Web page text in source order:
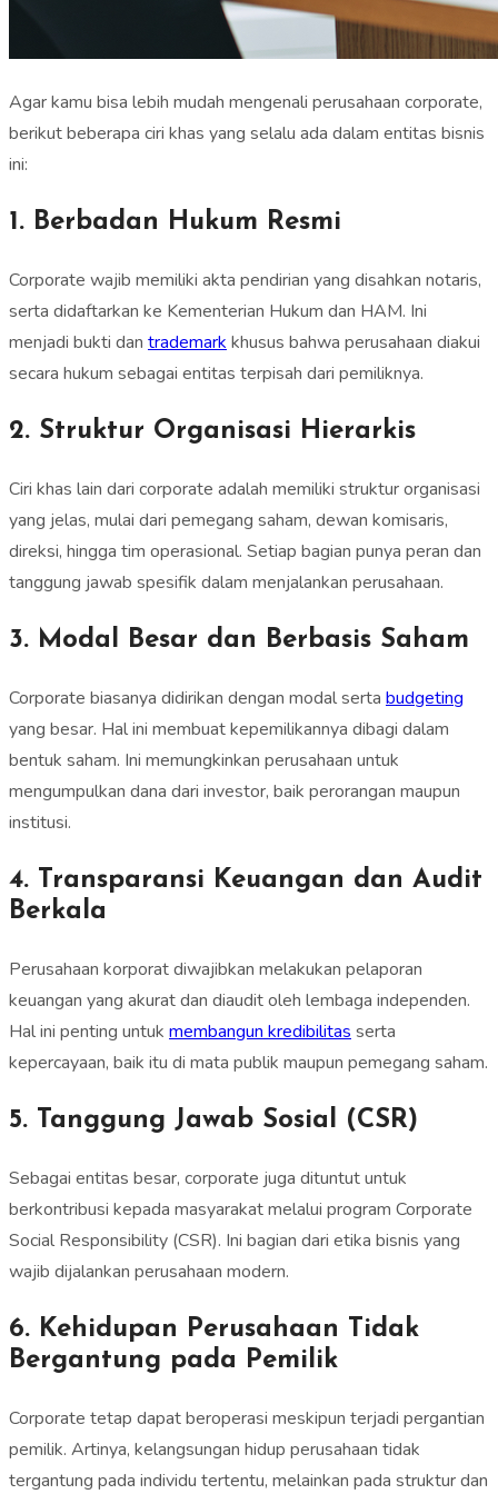
Agar kamu bisa lebih mudah mengenali perusahaan corporate,
berikut beberapa ciri khas yang selalu ada dalam entitas bisnis
ini:
1. Berbadan Hukum Resmi
Corporate wajib memiliki akta pendirian yang disahkan notaris,
serta didaftarkan ke Kementerian Hukum dan HAM. Ini
menjadi bukti dan trademark khusus bahwa perusahaan diakui
secara hukum sebagai entitas terpisah dari pemiliknya.
2. Struktur Organisasi Hierarkis
Ciri khas lain dari corporate adalah memiliki struktur organisasi
yang jelas, mulai dari pemegang saham, dewan komisaris,
direksi, hingga tim operasional. Setiap bagian punya peran dan
tanggung jawab spesifik dalam menjalankan perusahaan.
3. Modal Besar dan Berbasis Saham
Corporate biasanya didirikan dengan modal serta budgeting
yang besar. Hal ini membuat kepemilikannya dibagi dalam
bentuk saham. Ini memungkinkan perusahaan untuk
mengumpulkan dana dari investor, baik perorangan maupun
institusi.
4. Transparansi Keuangan dan Audit
Berkala
Perusahaan korporat diwajibkan melakukan pelaporan
keuangan yang akurat dan diaudit oleh lembaga independen.
Hal ini penting untuk membangun kredibilitas serta
kepercayaan, baik itu di mata publik maupun pemegang saham.
5. Tanggung Jawab Sosial (CSR)
Sebagai entitas besar, corporate juga dituntut untuk
berkontribusi kepada masyarakat melalui program Corporate
Social Responsibility (CSR). Ini bagian dari etika bisnis yang
wajib dijalankan perusahaan modern.
6. Kehidupan Perusahaan Tidak
Bergantung pada Pemilik
Corporate tetap dapat beroperasi meskipun terjadi pergantian
pemilik. Artinya, kelangsungan hidup perusahaan tidak
tergantung pada individu tertentu, melainkan pada struktur dan